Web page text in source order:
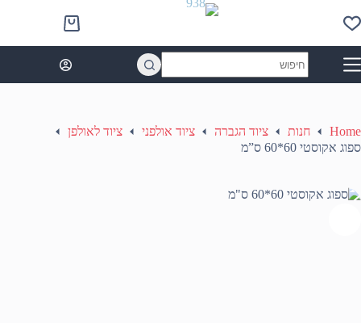
to
content
Shopping
cart
results
Home חנות ציוד הגברה ציוד אולפני
ציוד לאולפן
ספוג אקוסטי 60*60 ס”מ